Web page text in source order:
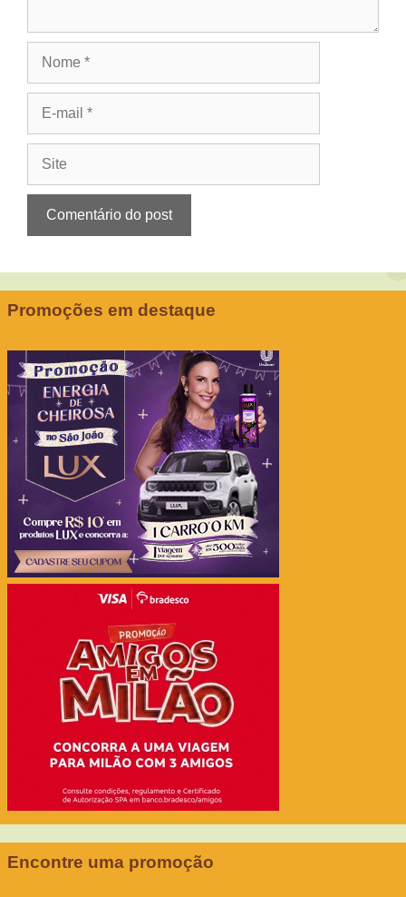
Promoções em destaque
Encontre uma promoção